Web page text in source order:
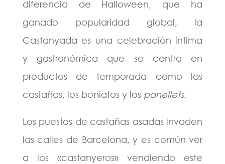
diferencia de Halloween, que ha
ganado popularidad global, la
Castanyada es una celebración íntima
y gastronómica que se centra en
productos de temporada como las
castañas, los boniatos y los panellets.
Los puestos de castañas asadas invaden
las calles de Barcelona, y es común ver
a los «castanyeros» vendiendo este